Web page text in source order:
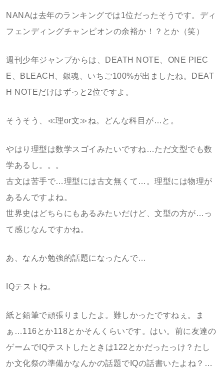
NANAは去年のランキングでは1位だったそうです。ディ
フェンディングチャンピオンの余裕か！？とか（笑）
週刊少年ジャンプからは、DEATH NOTE、ONE PIEC
E、BLEACH、銀魂、いちご100%が出ましたね。DEAT
H NOTEだけはずっと2位ですよ。
そうそう、≪理or文≫ね。どんな科目が…と。
やはり理型は数学スゴイみたいですね…ただ文型でも数
学あるし。。。
古文は苦手で…理型には古文無くて…。理型には物理が
あるんですよね。
世界史はどちらにもあるみたいだけど、文型の方が…っ
て感じなんですかね。
あ、なんか勉強的話題になったんで…
IQテストね。
紙と鉛筆で頑張りましたよ。難しかったですねぇ。ま
ぁ…116とか118とかそんくらいです。はい。前に友達の
ゲームでIQテストしたときは122とかだったっけ？たし
か文化祭の準備かなんかの話題でIQの話書いたよね？…